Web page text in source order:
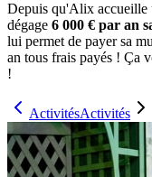
Depuis qu'Alix accueille
dégage 6 000 € par an
lui permet de payer sa
an tous frais payés ! Ça
!
ActivitésActivités